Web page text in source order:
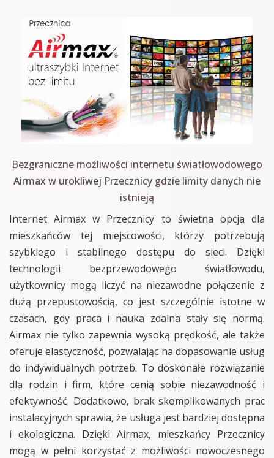
Bezgraniczne możliwości internetu światłowodowego
Airmax w urokliwej Przecznicy gdzie limity danych nie
istnieją
Internet Airmax w Przecznicy to świetna opcja dla
mieszkańców tej miejscowości, którzy potrzebują
szybkiego i stabilnego dostępu do sieci. Dzięki
technologii bezprzewodowego światłowodu,
użytkownicy mogą liczyć na niezawodne połączenie z
dużą przepustowością, co jest szczególnie istotne w
czasach, gdy praca i nauka zdalna stały się normą.
Airmax nie tylko zapewnia wysoką prędkość, ale także
oferuje elastyczność, pozwalając na dopasowanie usług
do indywidualnych potrzeb. To doskonałe rozwiązanie
dla rodzin i firm, które cenią sobie niezawodność i
efektywność. Dodatkowo, brak skomplikowanych prac
instalacyjnych sprawia, że usługa jest bardziej dostępna
i ekologiczna. Dzięki Airmax, mieszkańcy Przecznicy
mogą w pełni korzystać z możliwości nowoczesnego